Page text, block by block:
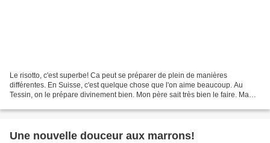
Le risotto, c'est superbe! Ca peut se préparer de plein de manières
différentes. En Suisse, c'est quelque chose que l'on aime beaucoup. Au
Tessin, on le prépare divinement bien. Mon père sait très bien le faire. Ma
Une nouvelle douceur aux marrons!